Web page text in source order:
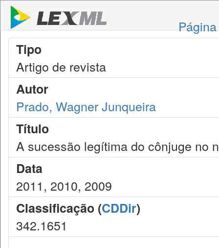
Tipo
Artigo de revista
Autor
Prado, Wagner Junqueira
Título
A sucessão legítima do cônjuge no
Data
2011, 2010, 2009
Classificação (CDDir)
342.1651